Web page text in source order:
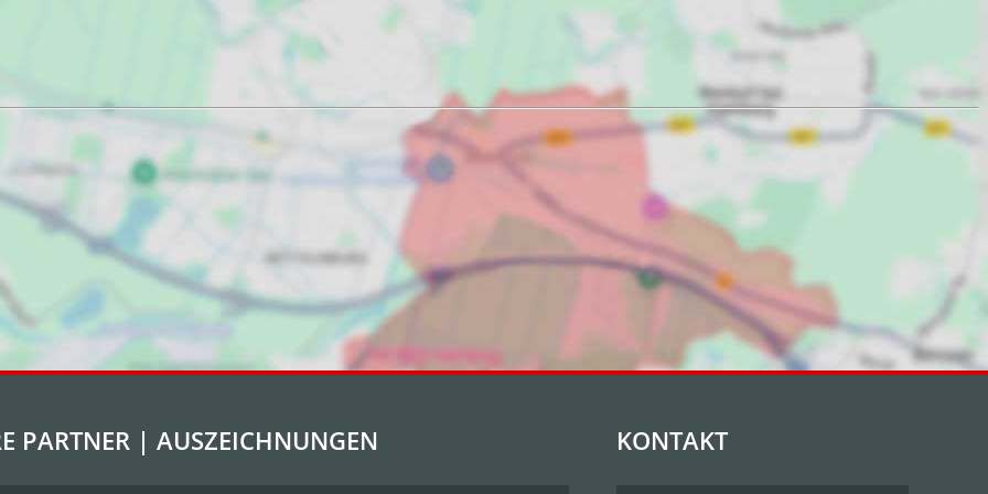
PARTNER | AUSZEICHNUNGEN KONTAKT